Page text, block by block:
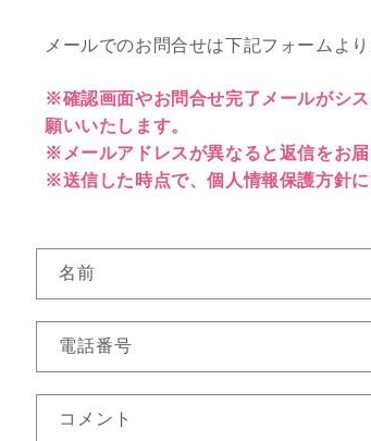
メールでのお問合せは下記フォームよ
※確認画面やお問合せ完了メールがシ
願いいたします。
※メールアドレスが異なると返信をお
※送信した時点で、個人情報保護方針に
お
問
い
合
わ
せ
名前
電話番号
コメント